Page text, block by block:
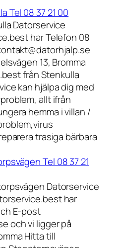
Tel 08 37 21 00
Datorservice
har Telefon 08
13, Bromma
från Stenkulla
kan hjälpa dig med
allt ifrån
hemma i villan /
trasiga bärbara
Tel 08 37 21
Datorservice
har
E-post
och vi ligger på
Hitta till